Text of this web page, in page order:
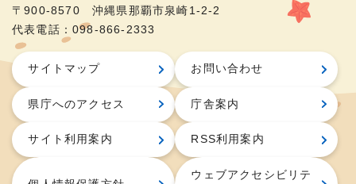
〒900-8570 沖縄県那覇市泉崎1-2-2
代表電話：098-866-2333
サイトマップ お問い合わせ
県庁へのアクセス 庁舎案内
サイト利用案内 RSS利用案内
ウェブアクセシビリテ